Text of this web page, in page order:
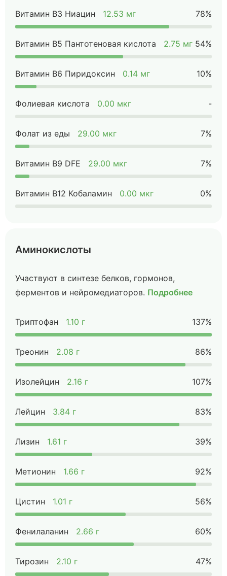
Витамин B3 Ниацин 12.53 мг 78%
Витамин B5 Пантотеновая кислота 2.75 мг 54%
Витамин B6 Пиридоксин 0.14 мг 10%
Фолиевая кислота 0.00 мкг -
Фолат из еды 29.00 мкг 7%
Витамин B9 DFE 29.00 мкг 7%
Витамин B12 Кобаламин 0.00 мкг 0%
Аминокислоты
Участвуют в синтезе белков, гормонов,
ферментов и нейромедиаторов. Подробнее
Триптофан 1.10 г 137%
Треонин 2.08 г 86%
Изолейцин 2.16 г 107%
Лейцин 3.84 г 83%
Лизин 1.61 г 39%
Метионин 1.66 г 92%
Цистин 1.01 г 56%
Фенилаланин 2.66 г 60%
Тирозин 2.10 г 47%